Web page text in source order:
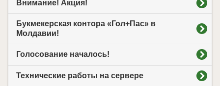
Внимание! Акция!
Букмекерская контора «Гол+Пас» в
Молдавии!
Голосование началось!
Технические работы на сервере